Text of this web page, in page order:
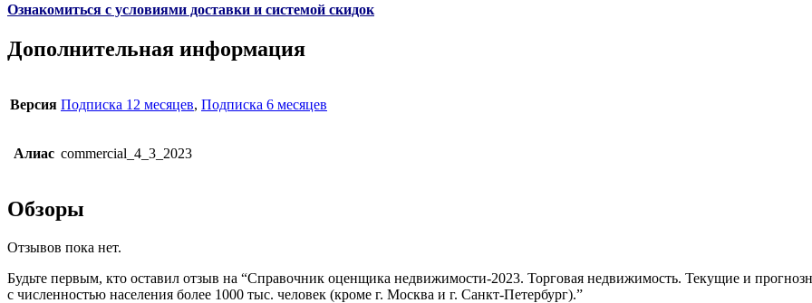
Ознакомиться с условиями доставки и системой скидок
Дополнительная информация
Версия Подписка 12 месяцев, Подписка 6 месяцев
Алиас commercial_4_3_2023
Обзоры
Отзывов пока нет.
Будьте первым, кто оставил отзыв на “Справочник оценщика недвижимости-2023. Торговая недвижимость. Текущие и
с численностью населения более 1000 тыс. человек (кроме г. Москва и г. Санкт-Петербург).”